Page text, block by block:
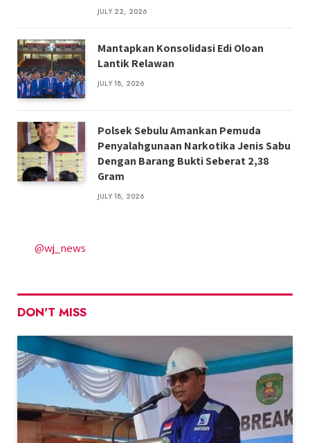
JULY 22, 2026
Mantapkan Konsolidasi Edi Oloan
Lantik Relawan
JULY 18, 2026
Polsek Sebulu Amankan Pemuda
Penyalahgunaan Narkotika Jenis Sabu
Dengan Barang Bukti Seberat 2,38
Gram
JULY 18, 2026
@wj_news
DON'T MISS